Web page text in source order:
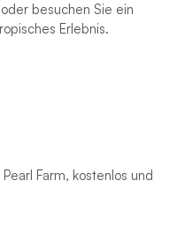
besuchen Sie ein
Erlebnis.
Farm, kostenlos und